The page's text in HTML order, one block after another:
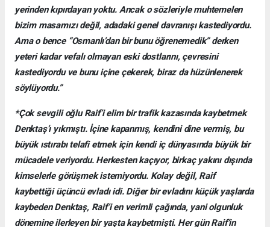
yerinden kıpırdayan yoktu. Ancak o sözleriyle muhtemelen
bizim masamızı değil, adadaki genel davranışı kastediyordu.
Ama o bence “Osmanlı’dan bir bunu öğrenemedik” derken
yeteri kadar vefalı olmayan eski dostlarını, çevresini
kastediyordu ve bunu içine çekerek, biraz da hüzünlenerek
söylüyordu.”
*Çok sevgili oğlu Raif’i elim bir trafik kazasında kaybetmek
Denktaş’ı yıkmıştı. İçine kapanmış, kendini dine vermiş, bu
büyük ıstırabı telafi etmek için kendi iç dünyasında büyük bir
mücadele veriyordu. Herkesten kaçıyor, birkaç yakını dışında
kimselerle görüşmek istemiyordu. Kolay değil, Raif
kaybettiği üçüncü evladı idi. Diğer bir evladını küçük yaşlarda
kaybeden Denktaş, Raif’i en verimli çağında, yani olgunluk
dönemine ilerleyen bir yaşta kaybetmişti. Her gün Raif’in